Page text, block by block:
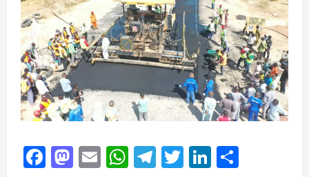
Facebook
Mastodon
EmailWhatsApp
Telegram
TwitterLinkedIn